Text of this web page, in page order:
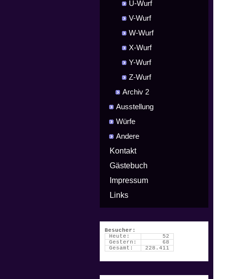
U-Wurf
V-Wurf
W-Wurf
X-Wurf
Y-Wurf
Z-Wurf
Archiv 2
Ausstellung
Würfe
Andere
Kontakt
Gästebuch
Impressum
Links
Besucher:
Heute:
52
Gestern:
68
Gesamt:
228.411